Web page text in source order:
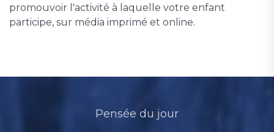
promouvoir l'activité à laquelle votre enfant
participe, sur média imprimé et online.
Pensée du jour